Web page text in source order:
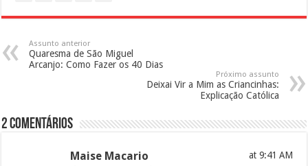
Assunto anterior
Quaresma de São Miguel
Arcanjo: Como Fazer os 40 Dias
Próximo assunto
Deixai Vir a Mim as Criancinhas:
Explicação Católica
2 Comentários
Maise Macario at 9:41 AM